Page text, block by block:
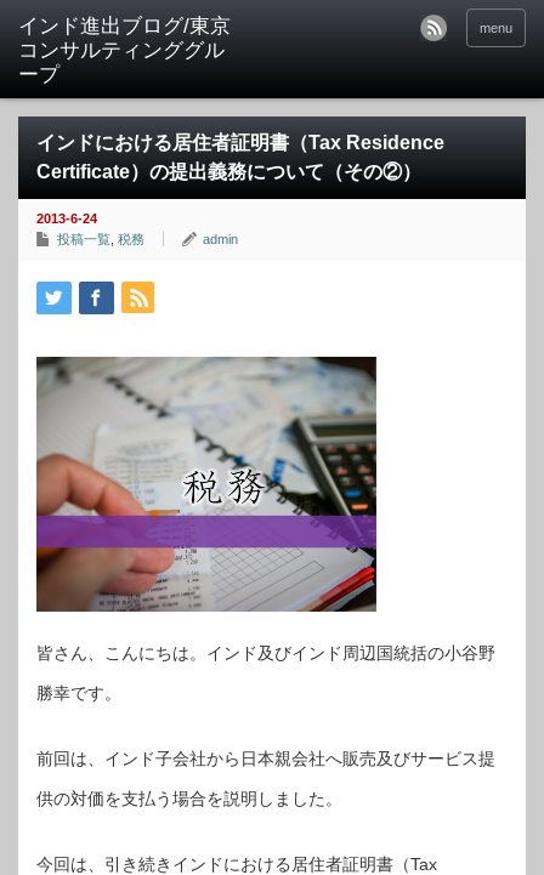
インド進出ブログ/東京
コンサルティンググル
ープ
menu
インドにおける居住者証明書（Tax Residence
Certificate）の提出義務について（その②）
2013-6-24
投稿一覧 税務 admin
皆さん、こんにちは。インド及びインド周辺国統括の小谷野
勝幸です。
前回は、インド子会社から日本親会社へ販売及びサービス提
供の対価を支払う場合を説明しました。
今回は、引き続きインドにおける居住者証明書（Tax